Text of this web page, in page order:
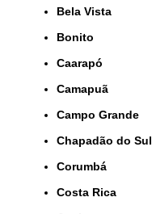
Bela Vista
Bonito
Caarapó
Camapuã
Campo Grande
Chapadão do Sul
Corumbá
Costa Rica